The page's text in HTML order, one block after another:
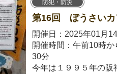
防犯・防災
第16回 ぼうさいカ
開催日：2025年01月
開催時間：午前10時
30分
今年は１９９５年の阪